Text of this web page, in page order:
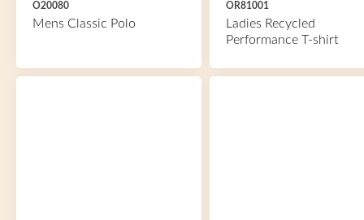
O20080
Mens Classic Polo
OR81001
Ladies Recycled
Performance T-shirt